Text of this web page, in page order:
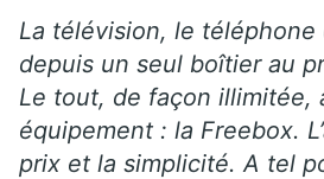
La télévision, le téléphone
depuis un seul boîtier au
Le tout, de façon illimitée,
équipement : la Freebox.
prix et la simplicité. A tel